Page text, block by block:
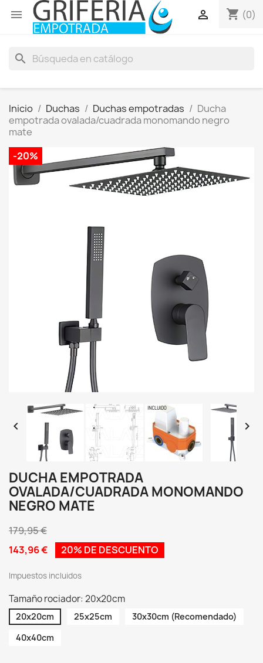
 shopping_cart (0)

search
Inicio Duchas Duchas empotradas
Ducha
empotrada ovalada/cuadrada monomando negro
mate
-20%
 
DUCHA EMPOTRADA
OVALADA/CUADRADA MONOMANDO
NEGRO MATE
179,95 €
143,96 €
20% DE DESCUENTO
Impuestos incluidos
Tamaño rociador: 20x20cm
20x20cm 25x25cm
30x30cm (Recomendado)
40x40cm